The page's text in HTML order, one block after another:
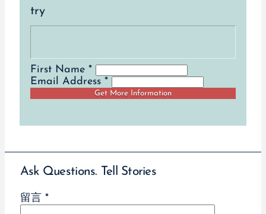
try
First Name *
Email Address *
Ask Questions. Tell Stories
留言 *